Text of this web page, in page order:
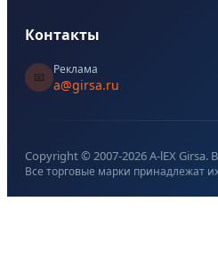
Контакты
📧
Реклама
a@girsa.ru
Copyright © 2007-2026A-lEX
Все торговые марки принадлежат